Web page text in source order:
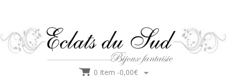
0 Item -0,00€